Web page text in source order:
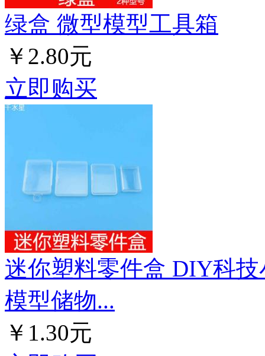
绿盒 微型模型工具箱
￥2.80元
立即购买
迷你塑料零件盒 DIY科
模型储物...
￥1.30元